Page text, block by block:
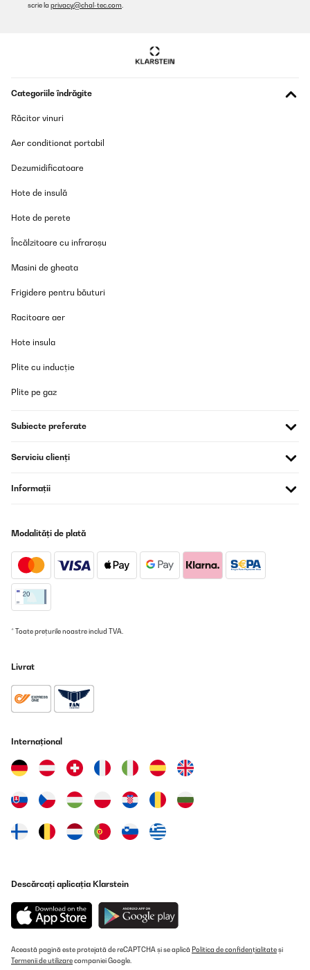
scrie la privacy@chal-tec.com
Categoriile îndrăgite
Răcitor vinuri
Aer conditionat portabil
Dezumidificatoare
Hote de insulă
Hote de perete
Încălzitoare cu infraroșu
Masini de gheata
Frigidere pentru băuturi
Racitoare aer
Hote insula
Plite cu inducție
Plite pe gaz
Subiecte preferate
Serviciu clienți
Informații
Modalități de plată
* Toate prețurile noastre includ TVA.
Livrat
Internațional
Descărcați aplicația Klarstein
Această pagină este protejată de reCAPTCHA și se aplică Politica de confidențialitateși
Termenii de utilizarecompaniei Google.